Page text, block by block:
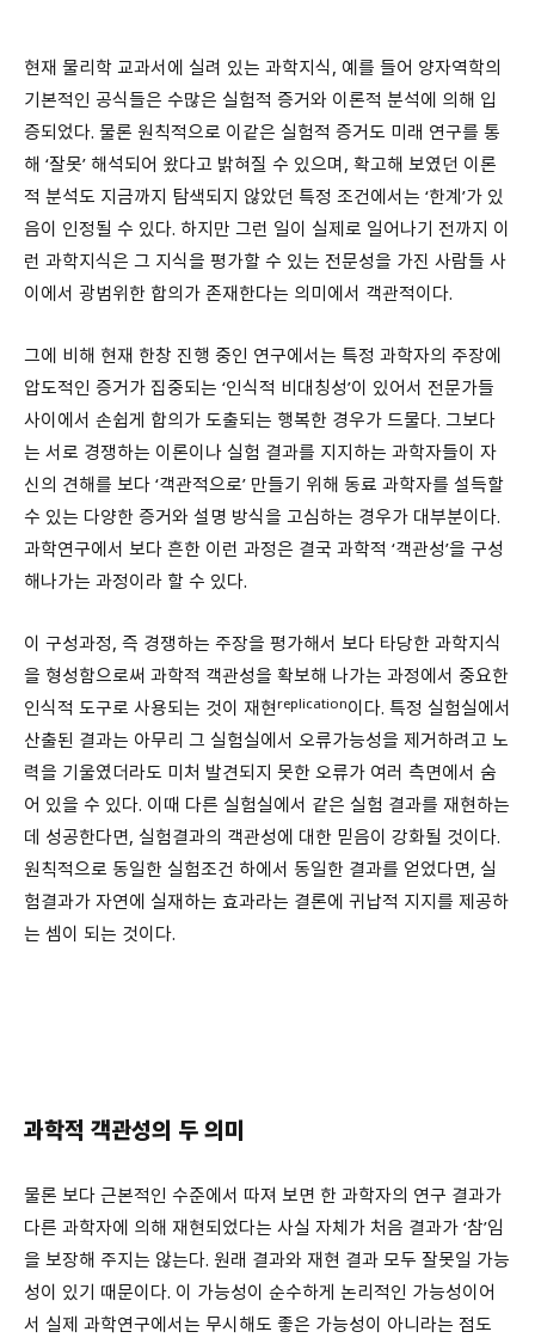
현재 물리학 교과서에 실려 있는 과학지식, 예를 들어 양자역학의
기본적인 공식들은 수많은 실험적 증거와 이론적 분석에 의해 입
증되었다. 물론 원칙적으로 이같은 실험적 증거도 미래 연구를 통
해 ‘잘못’ 해석되어 왔다고 밝혀질 수 있으며, 확고해 보였던 이론
적 분석도 지금까지 탐색되지 않았던 특정 조건에서는 ‘한계’가 있
음이 인정될 수 있다. 하지만 그런 일이 실제로 일어나기 전까지 이
런 과학지식은 그 지식을 평가할 수 있는 전문성을 가진 사람들 사
이에서 광범위한 합의가 존재한다는 의미에서 객관적이다.
그에 비해 현재 한창 진행 중인 연구에서는 특정 과학자의 주장에
압도적인 증거가 집중되는 ‘인식적 비대칭성’이 있어서 전문가들
사이에서 손쉽게 합의가 도출되는 행복한 경우가 드물다. 그보다
는 서로 경쟁하는 이론이나 실험 결과를 지지하는 과학자들이 자
신의 견해를 보다 ‘객관적으로’ 만들기 위해 동료 과학자를 설득할
수 있는 다양한 증거와 설명 방식을 고심하는 경우가 대부분이다.
과학연구에서 보다 흔한 이런 과정은 결국 과학적 ‘객관성’을 구성
해나가는 과정이라 할 수 있다.
이 구성과정, 즉 경쟁하는 주장을 평가해서 보다 타당한 과학지식
을 형성함으로써 과학적 객관성을 확보해 나가는 과정에서 중요한
인식적 도구로 사용되는 것이 재현replication이다. 특정 실험실에서
산출된 결과는 아무리 그 실험실에서 오류가능성을 제거하려고 노
력을 기울였더라도 미처 발견되지 못한 오류가 여러 측면에서 숨
어 있을 수 있다. 이때 다른 실험실에서 같은 실험 결과를 재현하는
데 성공한다면, 실험결과의 객관성에 대한 믿음이 강화될 것이다.
원칙적으로 동일한 실험조건 하에서 동일한 결과를 얻었다면, 실
험결과가 자연에 실재하는 효과라는 결론에 귀납적 지지를 제공하
는 셈이 되는 것이다.
과학적 객관성의 두 의미
물론 보다 근본적인 수준에서 따져 보면 한 과학자의 연구 결과가
다른 과학자에 의해 재현되었다는 사실 자체가 처음 결과가 ‘참’임
을 보장해 주지는 않는다. 원래 결과와 재현 결과 모두 잘못일 가능
성이 있기 때문이다. 이 가능성이 순수하게 논리적인 가능성이어
서 실제 과학연구에서는 무시해도 좋은 가능성이 아니라는 점도